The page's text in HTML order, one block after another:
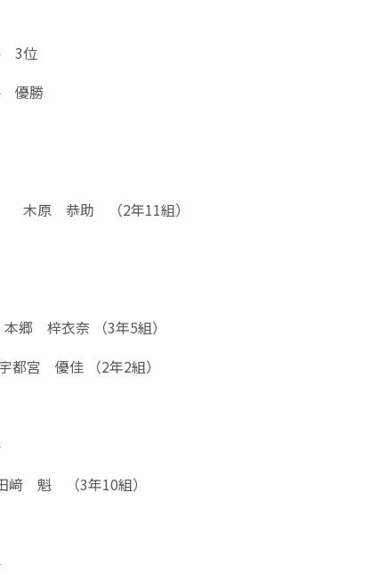
3位
優勝
原 恭助 （2年11組）
衣奈 （3年5組）
宮 優佳 （2年2組）
（3年10組）